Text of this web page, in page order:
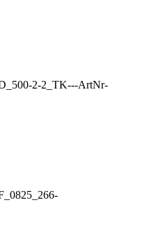
2-2_TK---ArtNr-